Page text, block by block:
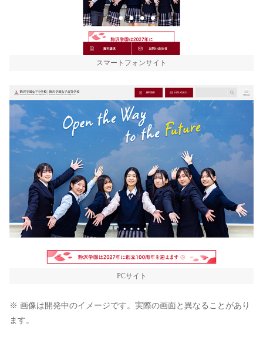
スマートフォンサイト
PCサイト
※ 画像は開発中のイメージです。実際の画面と異なることがあり
ます。